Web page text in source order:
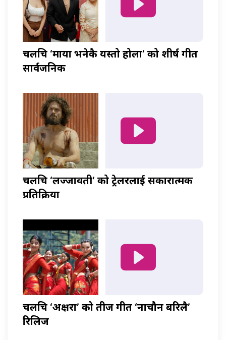
चलचित्र ‘माया भनेकै यस्तो होला’ को शीर्ष गीत
सार्वजनिक
चलचित्र ‘लज्जावती’ को ट्रेलरलाई सकारात्मक
प्रतिक्रिया
चलचित्र ‘अक्षरा’ को तीज गीत ‘नाचौन बरिलै’
रिलिज